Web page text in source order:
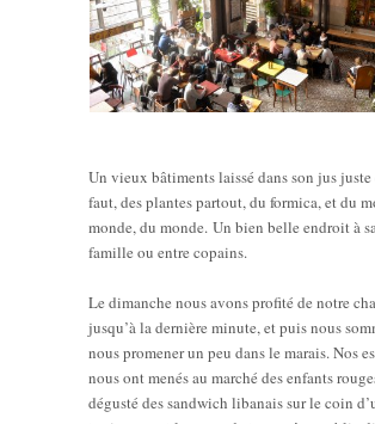
Un vieux bâtiments laissé dans son jus juste
faut, des plantes partout, du formica, et du
monde, du monde. Un bien belle endroit à
famille ou entre copains.
Le dimanche nous avons profité de notre
jusqu’à la dernière minute, et puis nous
nous promener un peu dans le marais. Nos
nous ont menés au marché des enfants
dégusté des sandwich libanais sur le coin